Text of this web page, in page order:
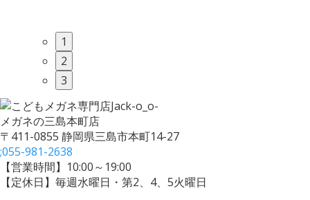
1
2
3
メガネの三島本町店
〒411-0855 静岡県三島市本町14-27
;055-981-2638
【営業時間】10:00～19:00
【定休日】毎週水曜日・第2、4、5火曜日